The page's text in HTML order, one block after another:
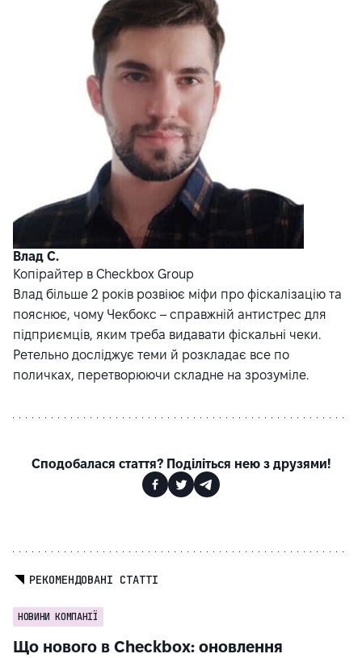
Влад С.
Копірайтер в Checkbox Group
Влад більше 2 років розвіює міфи про фіскалізацію та
пояснює, чому Чекбокс – справжній антистрес для
підприємців, яким треба видавати фіскальні чеки.
Ретельно досліджує теми й розкладає все по
поличках, перетворюючи складне на зрозуміле.
Сподобалася стаття? Поділіться нею з друзями!
РЕКОМЕНДОВАНІ СТАТТІ
НОВИНИ КОМПАНІЇ
Що нового в Checkbox: оновлення